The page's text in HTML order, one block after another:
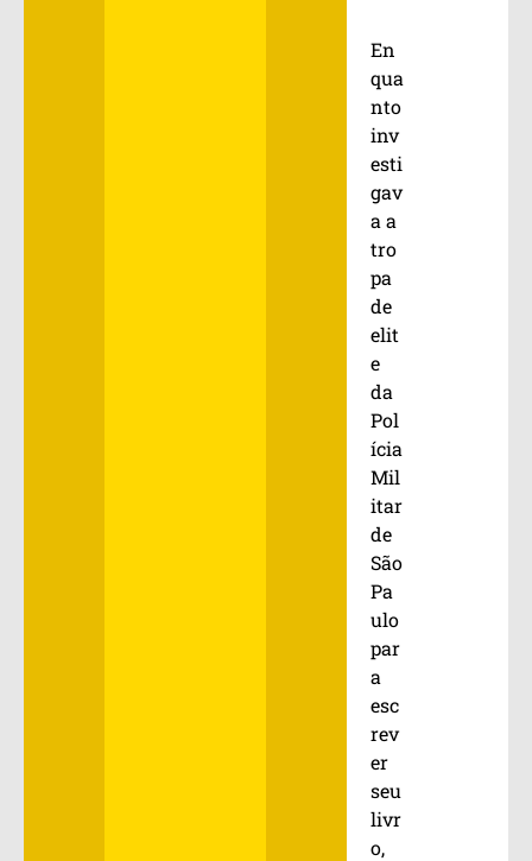
En
qua
nto
inv
esti
gav
a a
tro
pa
de
elit
e
da
Pol
ícia
Mil
itar
de
São
Pa
ulo
par
a
esc
rev
er
seu
livr
o,